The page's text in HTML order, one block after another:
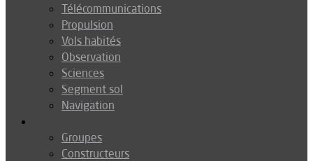
Télécommunications
Propulsion
Vols habités
Observation
Sciences
Segment sol
Navigation
Groupes
Constructeurs